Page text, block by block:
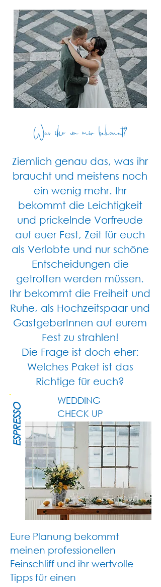
Was ihr von mir bekommt?
Ziemlich genau das, was ihr
braucht und meistens noch
ein wenig mehr. Ihr
bekommt die Leichtigkeit
und prickelnde Vorfreude
auf euer Fest, Zeit für euch
als Verlobte und nur schöne
Entscheidungen die
getroffen werden müssen.
Ihr bekommt die Freiheit und
Ruhe, als Hochzeitspaar und
GastgeberInnen auf eurem
Fest zu strahlen!
Die Frage ist doch eher:
Welches Paket ist das
Richtige für euch?
WEDDING
CHECK UP
ESPRESSO
Eure Planung bekommt
meinen professionellen
Feinschliff und ihr wertvolle
Tipps für einen